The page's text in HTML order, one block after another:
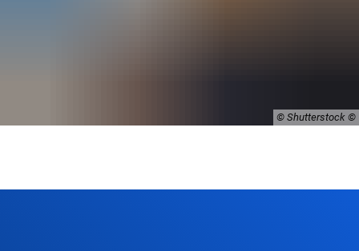
© Shutterstock